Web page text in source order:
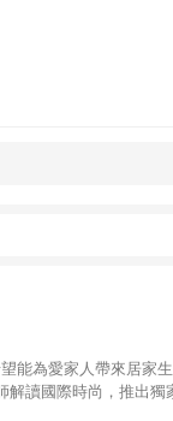
能為愛家人帶來居家
讀國際時尚，推出獨